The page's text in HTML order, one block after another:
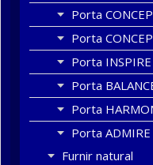
Porta
Porta
Porta INSPIRE
Porta
Porta
Porta ADMIRE
Furnir natural